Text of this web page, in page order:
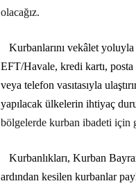
olacağız.
Kurbanlarını vekâlet
EFT/Havale, kredi kartı,
veya telefon vasıtasıyla
yapılacak ülkelerin ihtiyaç
bölgelerde kurban ibadeti için
Kurbanlıkları, Kurban
ardından kesilen kurbanlar